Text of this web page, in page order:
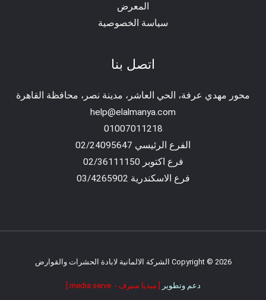
المعرض
سياسة الخصوصية
اتصل بنا
محور مهدي عرفة، الحي العاشر، مدينة نصر، محافظة القاهرة‬
help@elalmanya.com
01007011218
الفرع الرئيسي 02/24095647
فرع اكتوبر 02/36111150
فرع الاسكندرية 03/4265902
Copyright © 2026 الشركة الالمانية لابادة الحشرات والقوارض
دعم وتطوير [ ميديا سيرف - media serve ]